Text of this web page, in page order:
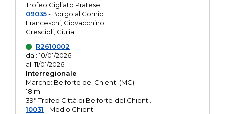
Trofeo Gigliato Pratese
09035- Borgo al Cornio
Franceschi, Giovacchino
Crescioli, Giulia
R2610002
dal: 10/01/2026
al: 11/01/2026
Interregionale
Marche: Belforte del Chienti (MC)
18 m
39° Trofeo Città di Belforte del Chienti.
10031 - Medio Chienti